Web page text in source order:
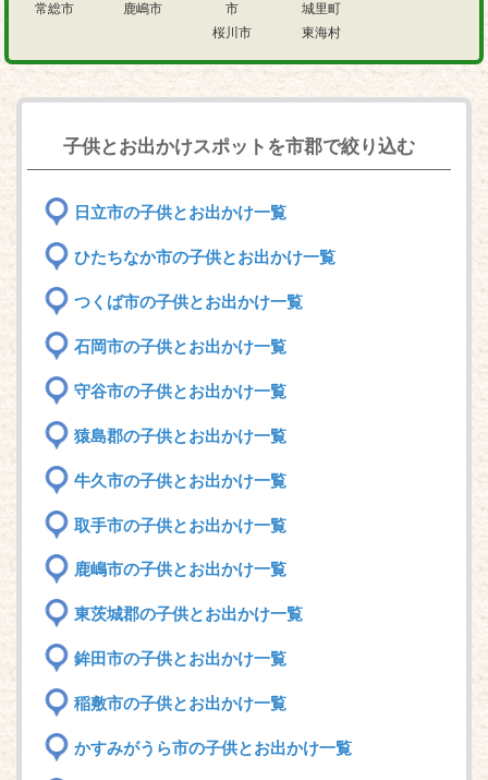
常総市
鹿嶋市
市
桜川市
城里町
東海村
子供とお出かけスポットを市郡で絞り込む
日立市の子供とお出かけ一覧
ひたちなか市の子供とお出かけ一覧
つくば市の子供とお出かけ一覧
石岡市の子供とお出かけ一覧
守谷市の子供とお出かけ一覧
猿島郡の子供とお出かけ一覧
牛久市の子供とお出かけ一覧
取手市の子供とお出かけ一覧
鹿嶋市の子供とお出かけ一覧
東茨城郡の子供とお出かけ一覧
鉾田市の子供とお出かけ一覧
稲敷市の子供とお出かけ一覧
かすみがうら市の子供とお出かけ一覧